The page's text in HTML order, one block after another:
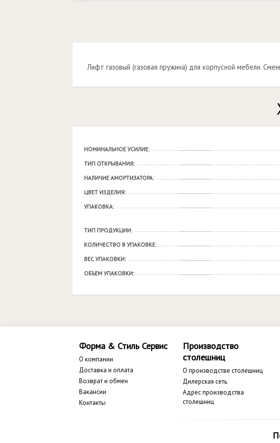
Лифт газовый (газовая пружина) для корпусной мебели.
НОМИНАЛЬНОЕ УСИЛИЕ:
ТИП ОТКРЫВАНИЯ:
НАЛИЧИЕ АМОРТИЗАТОРА:
ЦВЕТ ИЗДЕЛИЯ:
УПАКОВКА:
ТИП ПРОДУКЦИИ:
КОЛИЧЕСТВО В УПАКОВКЕ:
ВЕС УПАКОВКИ:
ОБЪЕМ УПАКОВКИ:
Форма & Стиль Сервис
О компании
Доставка и оплата
Возврат и обмен
Вакансии
Контакты
Производство
столешниц
О производстве столешниц
Дилерская сеть
Адрес производства
столешниц